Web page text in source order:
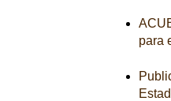
para